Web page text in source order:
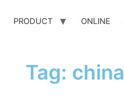
PRODUCT ONLINE
Tag: china